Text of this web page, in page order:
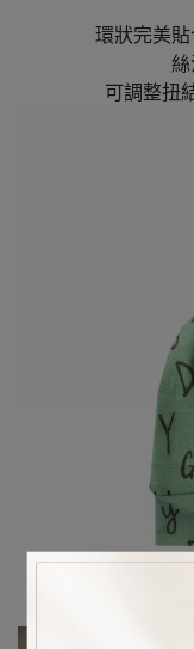
環狀完美
絲
可調整扭